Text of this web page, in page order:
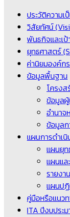
ประวัติความเ
วิสัยทัศน์
พันธกิจและเ
ยุทธศาสตร์
ค่านิยมองค์ก
ข้อมูลพื้นฐาน
โครงส
ข้อมูลผู้
อำนาจ
ข้อมูล
แผนการดำเ
แผนยุ
แผนแล
รายงา
แผนปฏิ
คู่มือหรือแนว
ITA ปีงบประ